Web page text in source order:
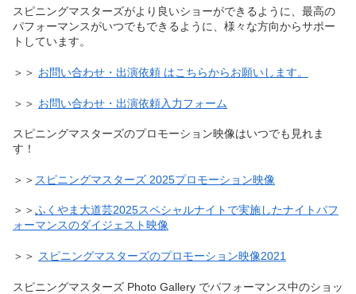
スピニングマスターズがより良いショーができるように、最高の
パフォーマンスがいつでもできるように、様々な方向からサポー
トしています。
＞＞ お問い合わせ・出演依頼 はこちらからお願いします。
＞＞ お問い合わせ・出演依頼入力フォーム
スピニングマスターズのプロモーション映像はいつでも見れま
す！
＞＞ スピニングマスターズ 2025プロモーション映像
＞＞ふくやま大道芸2025スペシャルナイトで実施したナイトパフ
ォーマンスのダイジェスト映像
＞＞ スピニングマスターズのプロモーション映像2021
スピニングマスターズ Photo Gallery でパフォーマンス中のショッ